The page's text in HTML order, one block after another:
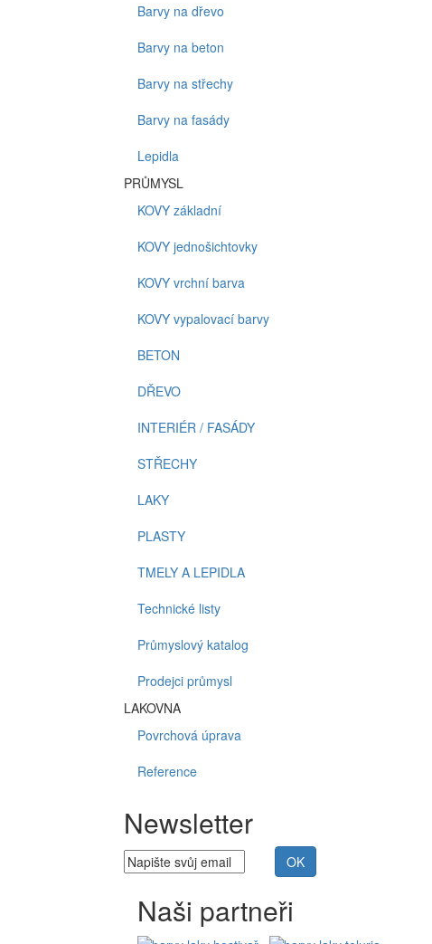
Barvy na dřevo
Barvy na beton
Barvy na střechy
Barvy na fasády
Lepidla
PRŮMYSL
KOVY základní
KOVY jednošichtovky
KOVY vrchní barva
KOVY vypalovací barvy
BETON
DŘEVO
INTERIÉR / FASÁDY
STŘECHY
LAKY
PLASTY
TMELY A LEPIDLA
Technické listy
Průmyslový katalog
Prodejci průmysl
LAKOVNA
Povrchová úprava
Reference
Newsletter
Naši partneři